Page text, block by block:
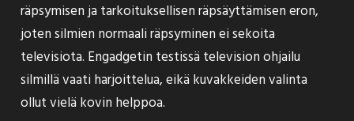
räpsymisen ja tarkoituksellisen räpsäyttämisen eron,
joten silmien normaali räpsyminen ei sekoita
televisiota. Engadgetin testissä television ohjailu
silmillä vaati harjoittelua, eikä kuvakkeiden valinta
ollut vielä kovin helppoa.